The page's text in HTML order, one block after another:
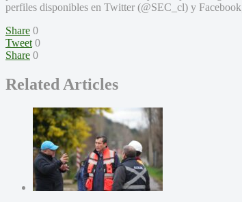
perfiles disponibles en Twitter (@SEC_cl) y
Share 0
Tweet 0
Share 0
Related Articles